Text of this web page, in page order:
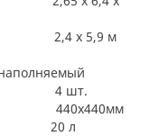
5,9 м
л